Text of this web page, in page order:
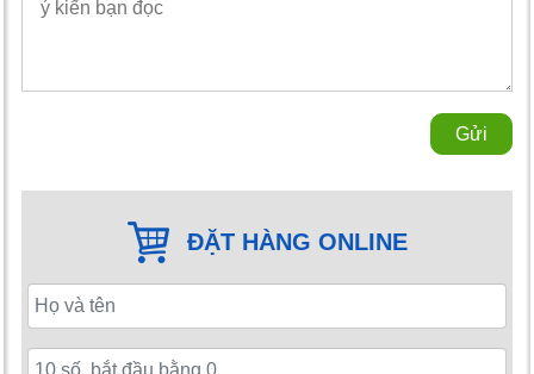
Gửi
ĐẶT HÀNG ONLINE